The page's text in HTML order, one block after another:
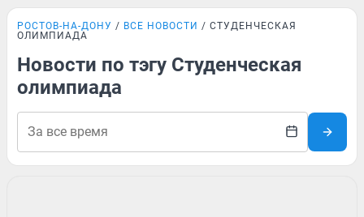
РОСТОВ-НА-ДОНУ ВСЕ НОВОСТИ
СТУДЕНЧЕСКАЯ
ОЛИМПИАДА
Новости по тэгу Студенческая
олимпиада